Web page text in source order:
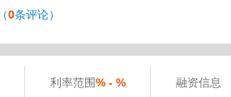
（0条评论）
利率范围% - % 融资信息